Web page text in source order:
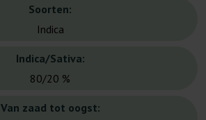
Soorten:
Indica
Indica/Sativa:
80/20 %
Van zaad tot oogst: